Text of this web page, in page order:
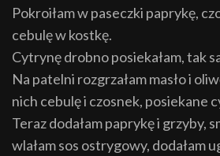
Pokroiłam w paseczki paprykę,
cebulę w kostkę.
Cytrynę drobno posiekałam, tak
Na patelni rozgrzałam masło i
nich cebulę i czosnek, posiekane
Teraz dodałam paprykę i grzyby,
wlałam sos ostrygowy, dodałam